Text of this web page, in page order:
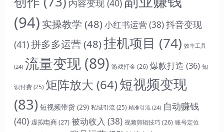
内容变现 (40)
(94) 实操教学 (48)小红书运营(38)抖音变现
(41)拼多多运营 (48)挂机项目 (74) 效率工具
(24) 流量变现 (89) 游戏打金(26) 爆款打造 (36) 知
识付费 (25) 矩阵放大 (64)短视频变现
(83) 短视频带货 (29) 私域引流 (25) 精准引流 (24) 自动赚钱
(40) 虚拟电商(27) 被动收入 (38) 视频剪辑技巧(26) 账号定位